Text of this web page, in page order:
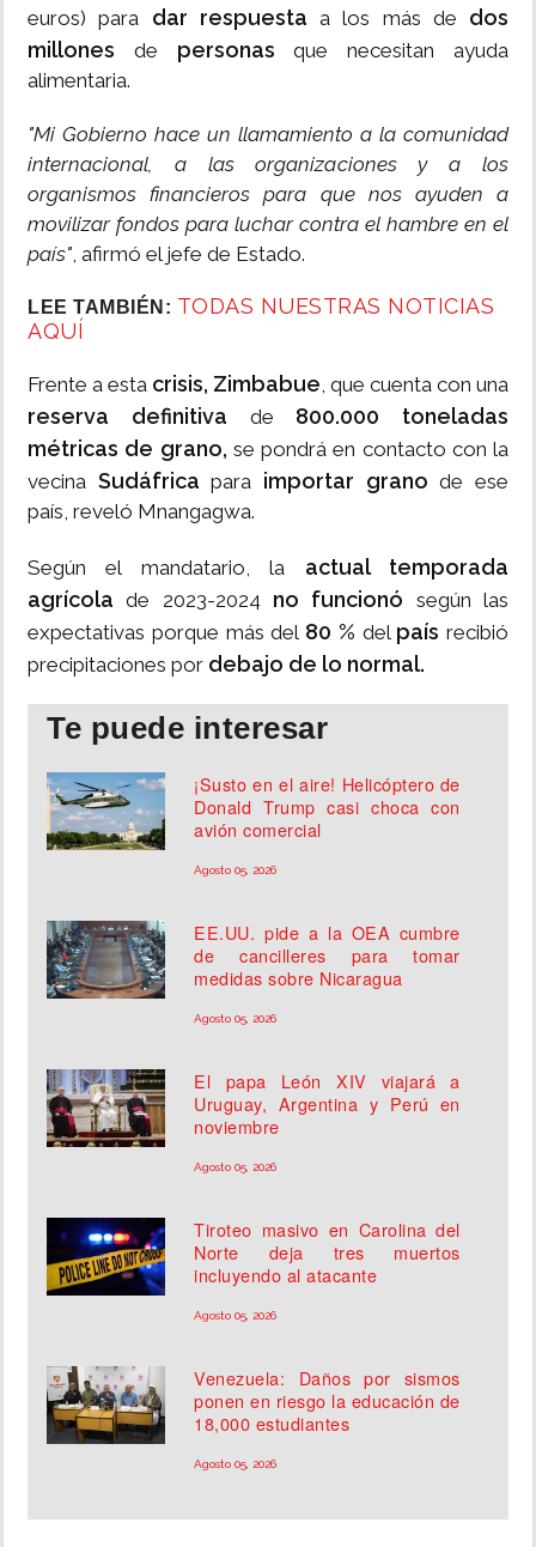
euros) para dar respuesta a los más de dos
millones de personasque necesitan ayuda
alimentaria.
"Mi Gobierno hace un llamamiento a la comunidad
internacional, a las organizaciones y a los
organismos financieros para que nos ayuden a
movilizar fondos para luchar contra el hambre en el
país", afirmó el jefe de Estado.
LEE TAMBIÉN: TODAS NUESTRAS NOTICIAS
AQUÍ
Frente a esta crisis, Zimbabue, que cuenta con una
reserva definitiva de 800.000 toneladas
métricas de grano, se pondrá en contacto con la
vecina Sudáfrica para importar grano de ese
país, reveló Mnangagwa.
Según el mandatario, la actual temporada
agrícolade 2023-2024 no funcionó según las
expectativas porque más del 80 % del país recibió
precipitaciones por debajo de lo normal.
Te puede interesar
¡Susto en el aire! Helicóptero de
Donald Trump casi choca con
avión comercial
Agosto 05, 2026
EE.UU. pide a la OEA cumbre
de cancilleres para tomar
medidas sobre Nicaragua
Agosto 05, 2026
El papa León XIV viajará a
Uruguay, Argentina y Perú en
noviembre
Agosto 05, 2026
Tiroteo masivo en Carolina del
Norte deja tres muertos
incluyendo al atacante
Agosto 05, 2026
Venezuela: Daños por sismos
ponen en riesgo la educación de
18,000 estudiantes
Agosto 05, 2026